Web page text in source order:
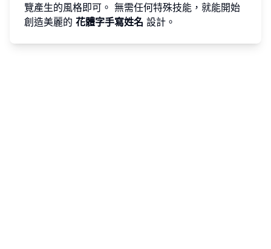
覽產生的風格即可。 無需任何特殊技能，就能開始
創造美麗的 花體字手寫姓名 設計。